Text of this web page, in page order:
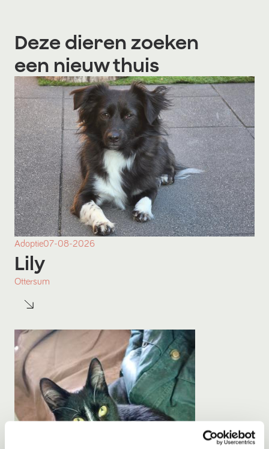
Deze dieren zoeken
een nieuw thuis
Adoptie07-08-2026
Lily
Ottersum